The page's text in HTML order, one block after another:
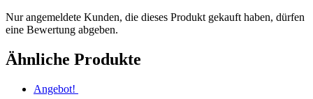
Nur angemeldete Kunden, die dieses Produkt gekauft haben, dürfen
eine Bewertung abgeben.
Ähnliche Produkte
Angebot!